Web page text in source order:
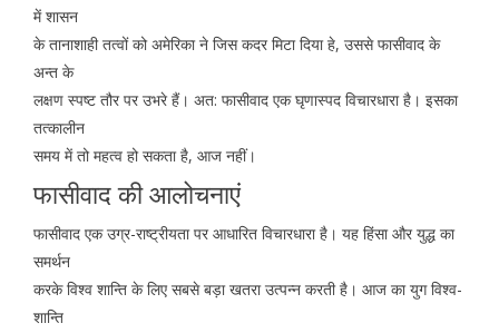
में शासन
के तानाशाही तत्वों को अमेरिका ने जिस कदर मिटा दिया हे, उससे फासीवाद के
अन्त के
लक्षण स्पष्ट तौर पर उभरे हैं। अत: फासीवाद एक घृणास्पद विचारधारा है। इसका
तत्कालीन
समय में तो महत्व हो सकता है, आज नहीं।
फासीवाद की आलोचनाएं
फासीवाद एक उग्र-राष्ट्रीयता पर आधारित विचारधारा है। यह हिंसा और युद्ध का
समर्थन
करके विश्व शान्ति के लिए सबसे बड़ा खतरा उत्पन्न करती है। आज का युग विश्व-
शान्ति